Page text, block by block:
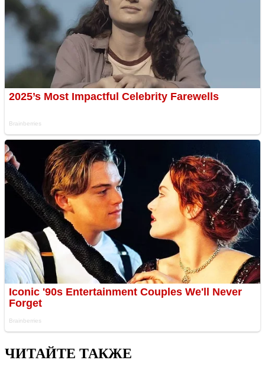
ЧИТАЙТЕ ТАКЖЕ